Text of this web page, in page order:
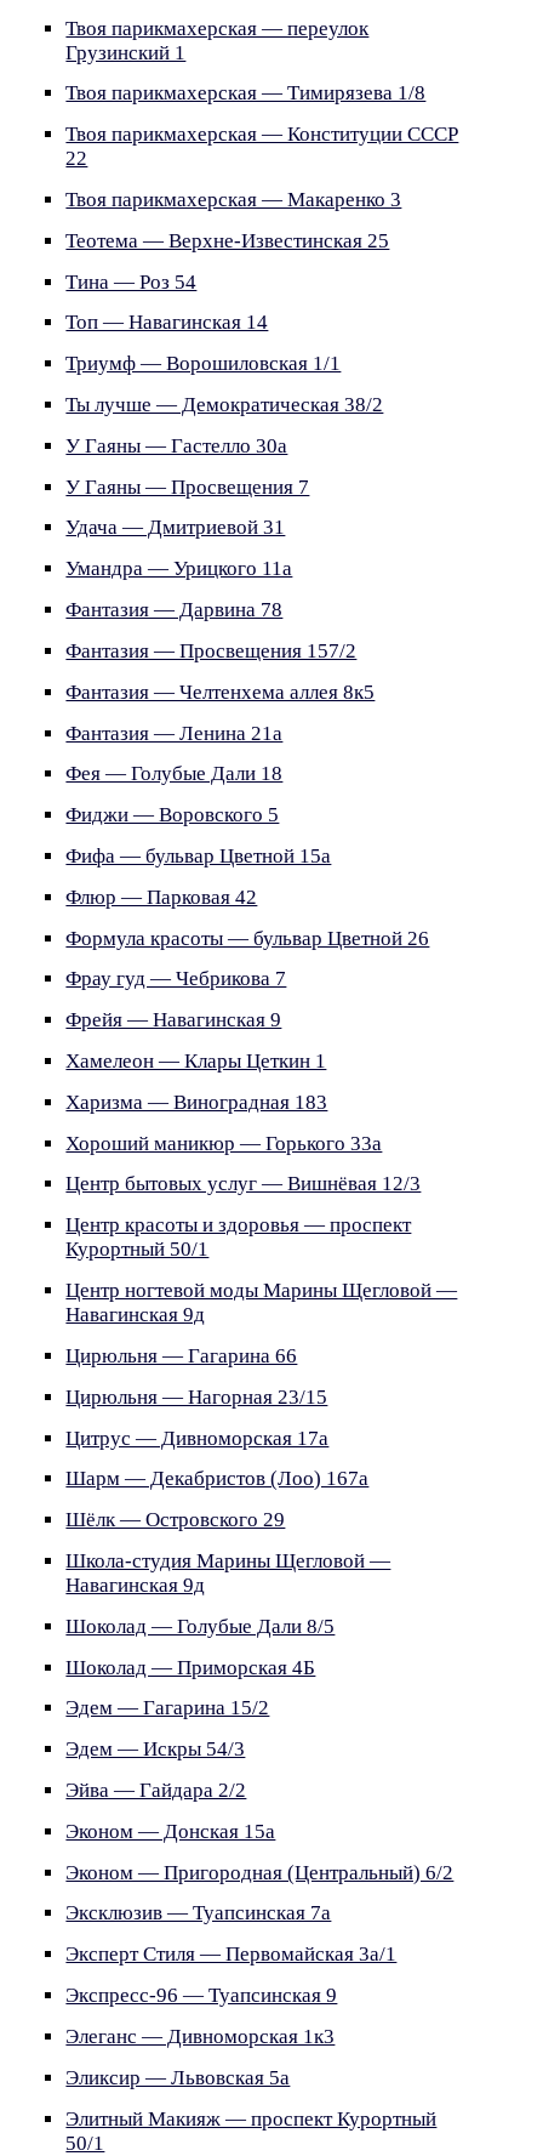
Твоя парикмахерская — переулок
Грузинский 1
Твоя парикмахерская — Тимирязева 1/8
Твоя парикмахерская — Конституции СССР
22
Твоя парикмахерская — Макаренко 3
Теотема — Верхне-Известинская 25
Тина — Роз 54
Топ — Навагинская 14
Триумф — Ворошиловская 1/1
Ты лучше — Демократическая 38/2
У Гаяны — Гастелло 30а
У Гаяны — Просвещения 7
Удача — Дмитриевой 31
Умандра — Урицкого 11а
Фантазия — Дарвина 78
Фантазия — Просвещения 157/2
Фантазия — Челтенхема аллея 8к5
Фантазия — Ленина 21а
Фея — Голубые Дали 18
Фиджи — Воровского 5
Фифа — бульвар Цветной 15а
Флюр — Парковая 42
Формула красоты — бульвар Цветной 26
Фрау гуд — Чебрикова 7
Фрейя — Навагинская 9
Хамелеон — Клары Цеткин 1
Харизма — Виноградная 183
Хороший маникюр — Горького 33а
Центр бытовых услуг — Вишнёвая 12/3
Центр красоты и здоровья — проспект
Курортный 50/1
Центр ногтевой моды Марины Щегловой —
Навагинская 9д
Цирюльня — Гагарина 66
Цирюльня — Нагорная 23/15
Цитрус — Дивноморская 17а
Шарм — Декабристов (Лоо) 167а
Шёлк — Островского 29
Школа-студия Марины Щегловой —
Навагинская 9д
Шоколад — Голубые Дали 8/5
Шоколад — Приморская 4Б
Эдем — Гагарина 15/2
Эдем — Искры 54/3
Эйва — Гайдара 2/2
Эконом — Донская 15а
Эконом — Пригородная (Центральный) 6/2
Эксклюзив — Туапсинская 7а
Эксперт Стиля — Первомайская 3а/1
Экспресс-96 — Туапсинская 9
Элеганс — Дивноморская 1к3
Эликсир — Львовская 5а
Элитный Макияж — проспект Курортный
50/1